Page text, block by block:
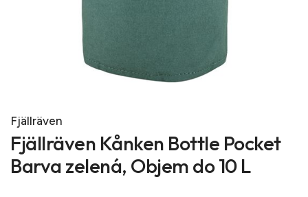
Fjällräven
Fjällräven Kånken Bottle Pocket
Barva zelená, Objem do 10 L